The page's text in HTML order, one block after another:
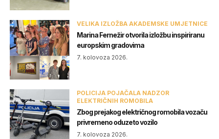
VELIKA IZLOŽBA AKADEMSKE UMJETNICE
Marina Fernežir otvorila izložbu inspiriranu
europskim gradovima
7. kolovoza 2026.
POLICIJA POJAČALA NADZOR
ELEKTRIČNIH ROMOBILA
Zbog prejakog električnog romobila vozaču
privremeno oduzeto vozilo
7. kolovoza 2026.